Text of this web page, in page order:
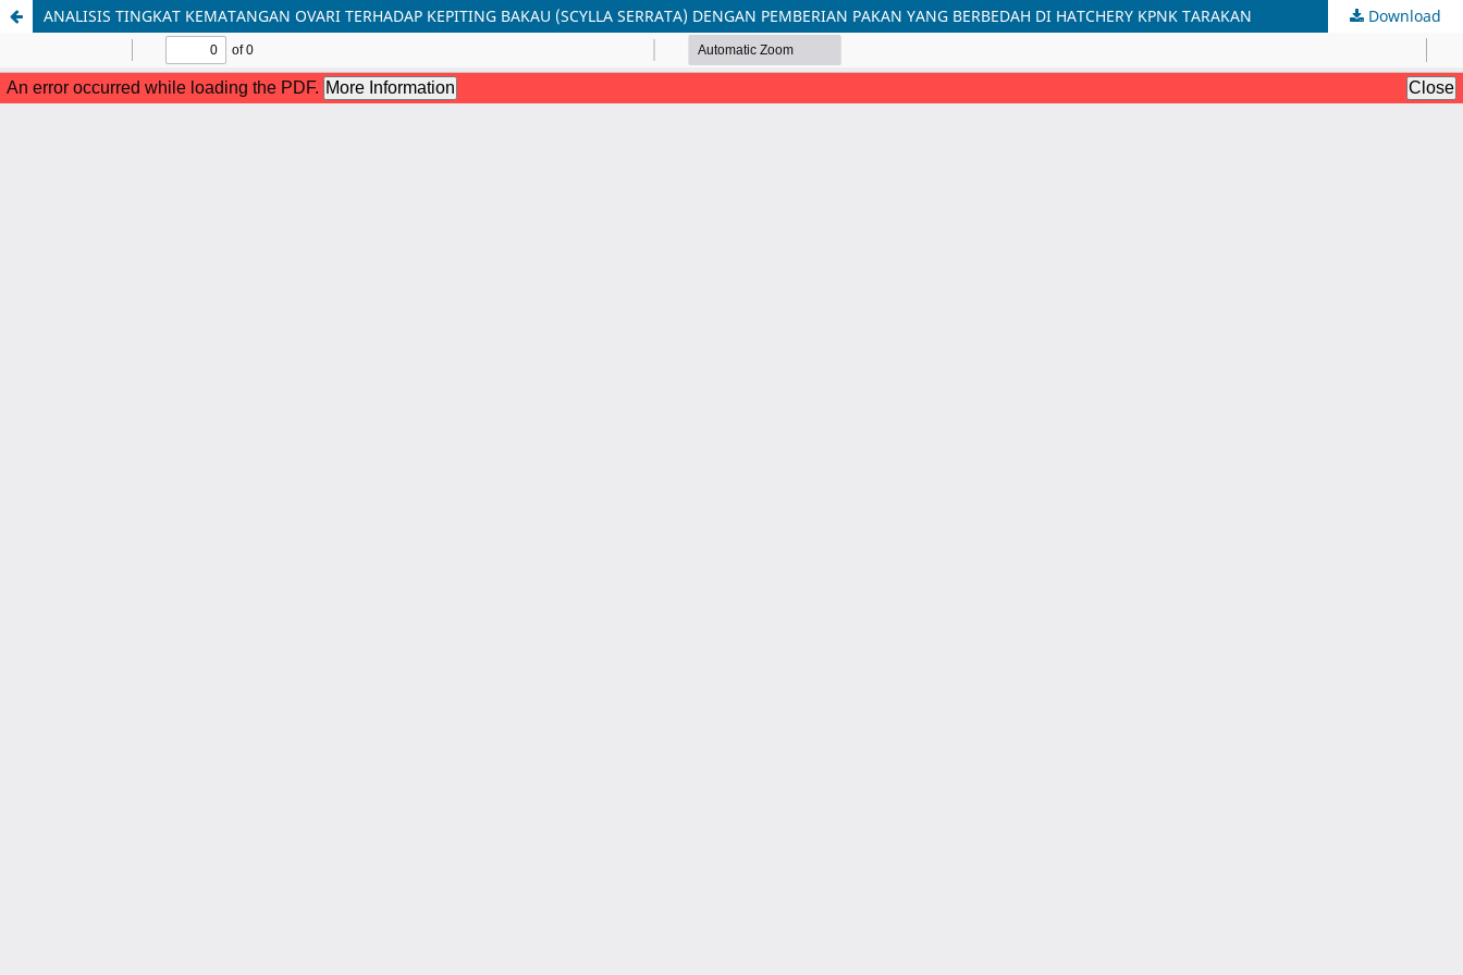
ANALISIS TINGKAT KEMATANGAN OVARI TERHADAP KEPITING BAKAU (SCYLLA SERRATA) DENGAN PEMBERIAN PAKAN YANG BERBEDAH DI HATCHERY KPNK TARAKAN Download